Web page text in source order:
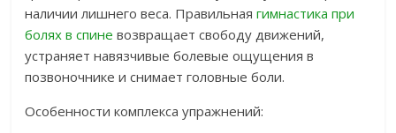
наличии лишнего веса. Правильнаягимнастика при
болях в спине возвращает свободу движений,
устраняет навязчивые болевые ощущения в
позвоночнике и снимает головные боли.
Особенности комплекса упражнений: